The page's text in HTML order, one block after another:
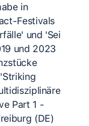
in
Festivals
und 'Sei
und 2023
Part 1 -
(DE)